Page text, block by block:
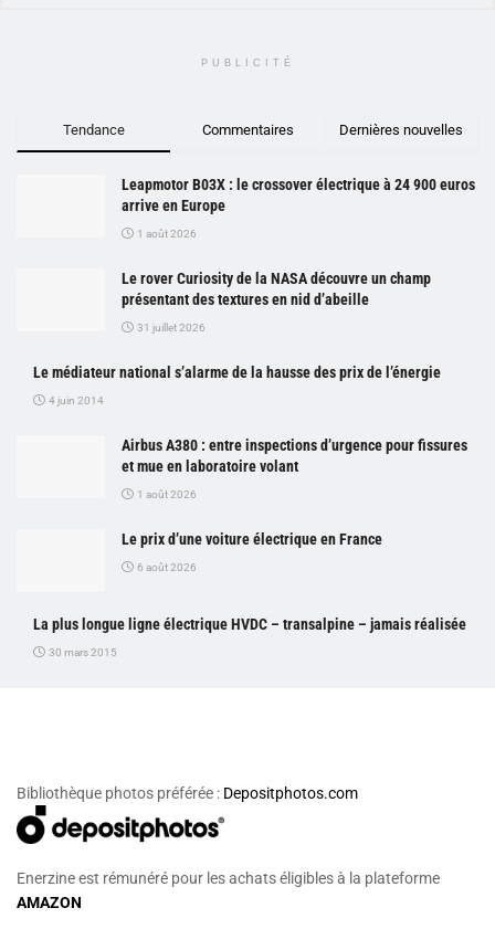
PUBLICITÉ
Tendance Commentaires Dernières nouvelles
Leapmotor B03X : le crossover électrique à 24 900 euros
arrive en Europe
1 août 2026
Le rover Curiosity de la NASA découvre un champ
présentant des textures en nid d’abeille
31 juillet 2026
Le médiateur national s’alarme de la hausse des prix de l’énergie
4 juin 2014
Airbus A380 : entre inspections d’urgence pour fissures
et mue en laboratoire volant
1 août 2026
Le prix d’une voiture électrique en France
6 août 2026
La plus longue ligne électrique HVDC – transalpine – jamais réalisée
30 mars 2015
Bibliothèque photos préférée : Depositphotos.com
Enerzine est rémunéré pour les achats éligibles à la plateforme
AMAZON